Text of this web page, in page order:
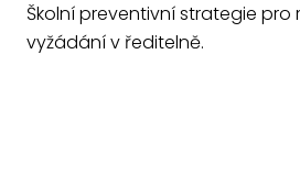
Školní preventivní strategie pro
vyžádání v ředitelně.